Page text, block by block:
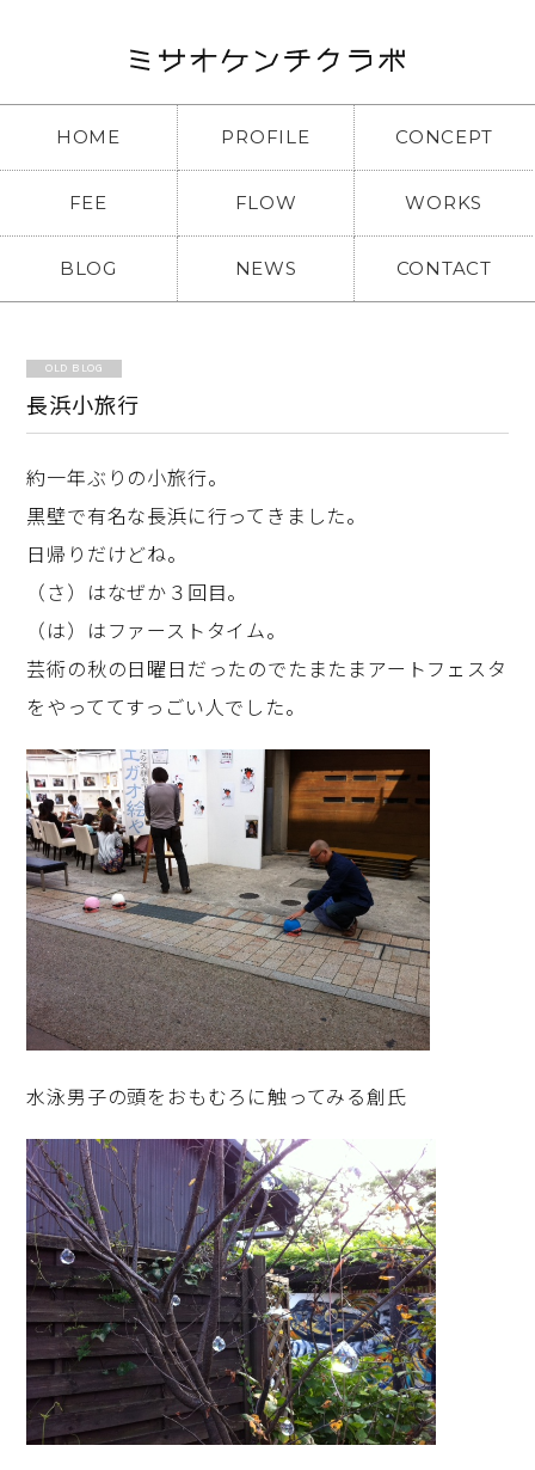
HOME PROFILE CONCEPT
FEE FLOW WORKS
BLOG NEWS CONTACT
OLD BLOG
長浜小旅行
約一年ぶりの小旅行。
黒壁で有名な長浜に行ってきました。
日帰りだけどね。
（さ）はなぜか３回目。
（は）はファーストタイム。
芸術の秋の日曜日だったのでたまたまアートフェスタ
をやっててすっごい人でした。
水泳男子の頭をおもむろに触ってみる創氏